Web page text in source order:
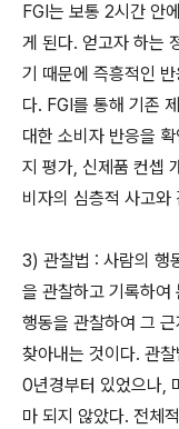
FGI는 보통 2시간 안
게 된다. 얻고자 하는
기 때문에 즉흥적인
다. FGI를 통해 기존
대한 소비자 반응을
지 평가, 신제품 컨셉
비자의 심층적 사고와
3) 관찰법 : 사람의 행
을 관찰하고 기록하여
행동을 관찰하여 그
찾아내는 것이다. 관
0년경부터 있었으나,
마 되지 않았다. 전체